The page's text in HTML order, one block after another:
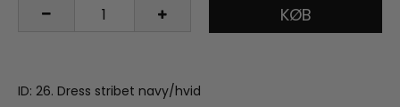
KØB
ID: 26. Dress stribet navy/hvid